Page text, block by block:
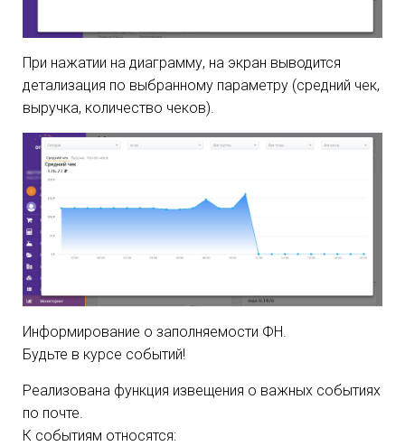
При нажатии на диаграмму, на экран выводится
детализация по выбранному параметру (средний чек,
выручка, количество чеков).
Информирование о заполняемости ФН.
Будьте в курсе событий!
Реализована функция извещения о важных событиях
по почте.
К событиям относятся: